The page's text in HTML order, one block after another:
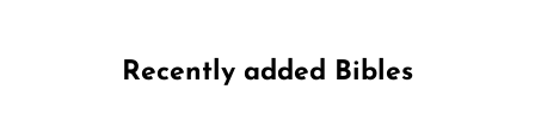
Recently added Bibles